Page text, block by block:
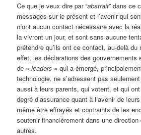
Ce que je veux dire par “abstrait” dans ce
messages sur le présent et l’avenir qui
n’ont aucun contact nécessaire avec la
la vivront un jour, et sont sans aucune
prétendre qu’ils ont ce contact, au-delà
effet, les déclarations des gouvernements
de «leaders » qui a émergé,
technologie, ne s’adressent pas
aussi à leurs parents, qui votent, et qui ont
degré d’assurance quant à l’avenir de
même être effrayés et contraints de les
soutenir financièrement dans une
autres.